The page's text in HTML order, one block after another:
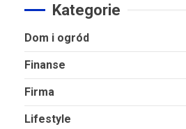
Kategorie
Dom i ogród
Finanse
Firma
Lifestyle